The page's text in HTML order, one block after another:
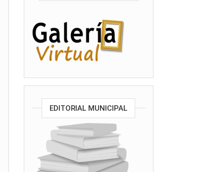
EDITORIAL MUNICIPAL